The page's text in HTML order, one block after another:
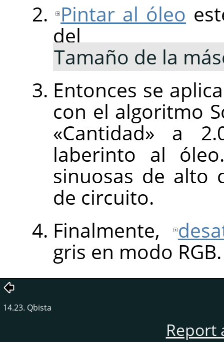
Pintar al óleo
del
Tamaño de la
Entonces se
con el algoritmo
«Cantidad» a
laberinto al
sinuosas de alto
de circuito.
Finalmente,
gris en modo RGB.
14.23. Qbista
Report